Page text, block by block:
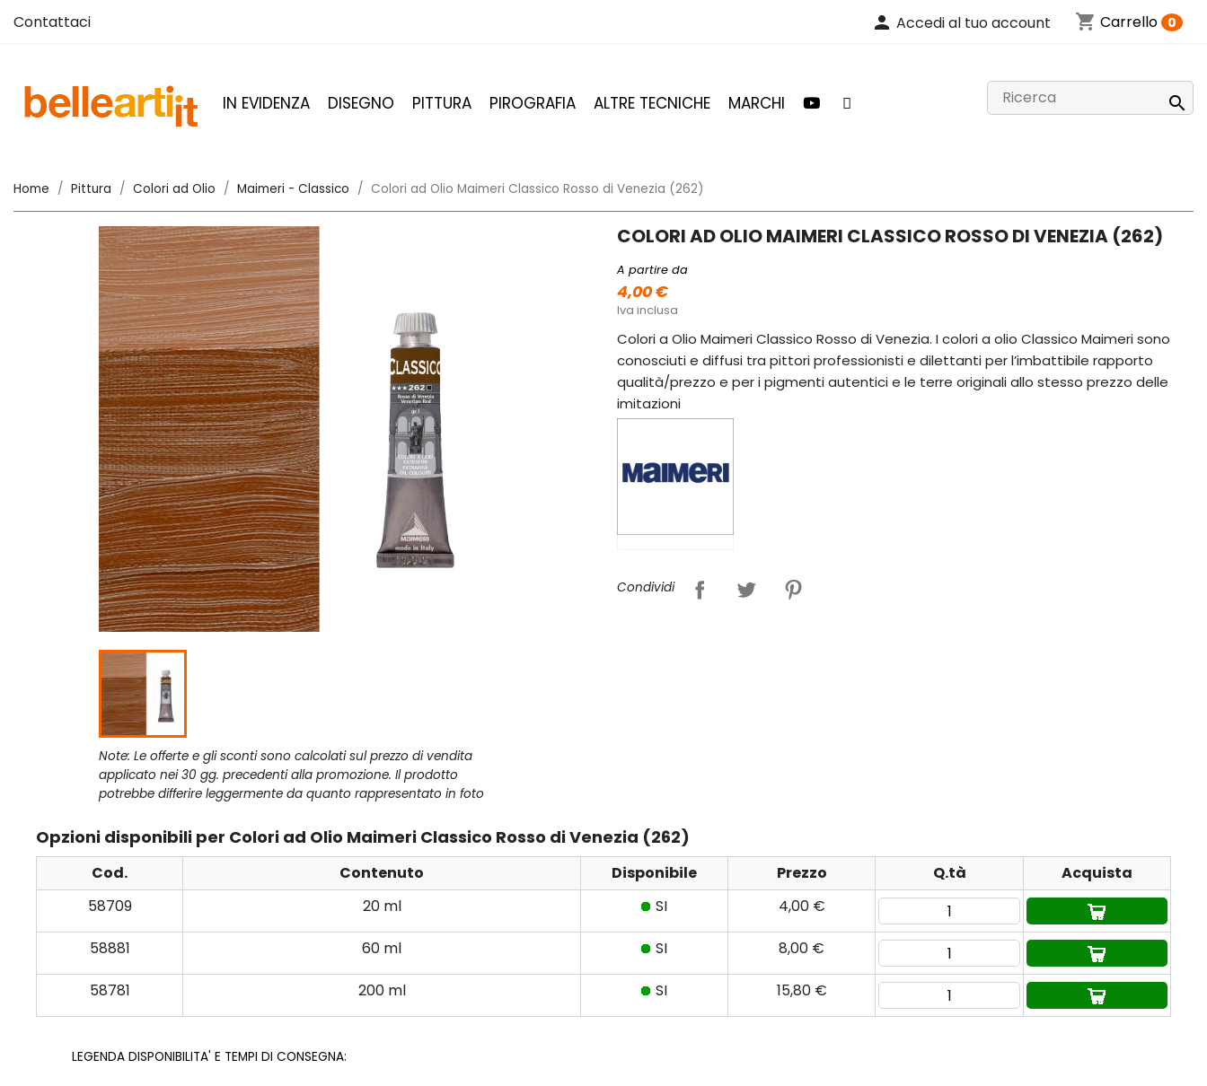
Contattaci person Accedi al tuo account shopping_cart Carrello 0
IN EVIDENZA DISEGNO PITTURA PIROGRAFIA ALTRE TECNICHE MARCHI 
Home Pittura Colori ad Olio Maimeri - Classico Colori ad Olio Maimeri Classico Rosso di Venezia (262)
Note: Le offerte e gli sconti sono calcolati sul prezzo di vendita
applicato nei 30 gg. precedenti alla promozione. Il prodotto
potrebbe differire leggermente da quanto rappresentato in foto
COLORI AD OLIO MAIMERI CLASSICO ROSSO DI VENEZIA (262)
A partire da
4,00 €
Iva inclusa
Colori a Olio Maimeri Classico Rosso di Venezia. I colori a olio Classico Maimeri sono
conosciuti e diffusi tra pittori professionisti e dilettanti per l’imbattibile rapporto
qualità/prezzo e per i pigmenti autentici e le terre originali allo stesso prezzo delle
imitazioni
Condividi
Opzioni disponibili per Colori ad Olio Maimeri Classico Rosso di Venezia (262)
Cod. Contenuto Disponibile Prezzo Q.tà
Acquista
58709
20 ml SI 4,00 €
58881 60 ml SI 8,00 €
58781 200 ml SI 15,80 €
LEGENDA DISPONIBILITA' E TEMPI DI CONSEGNA: